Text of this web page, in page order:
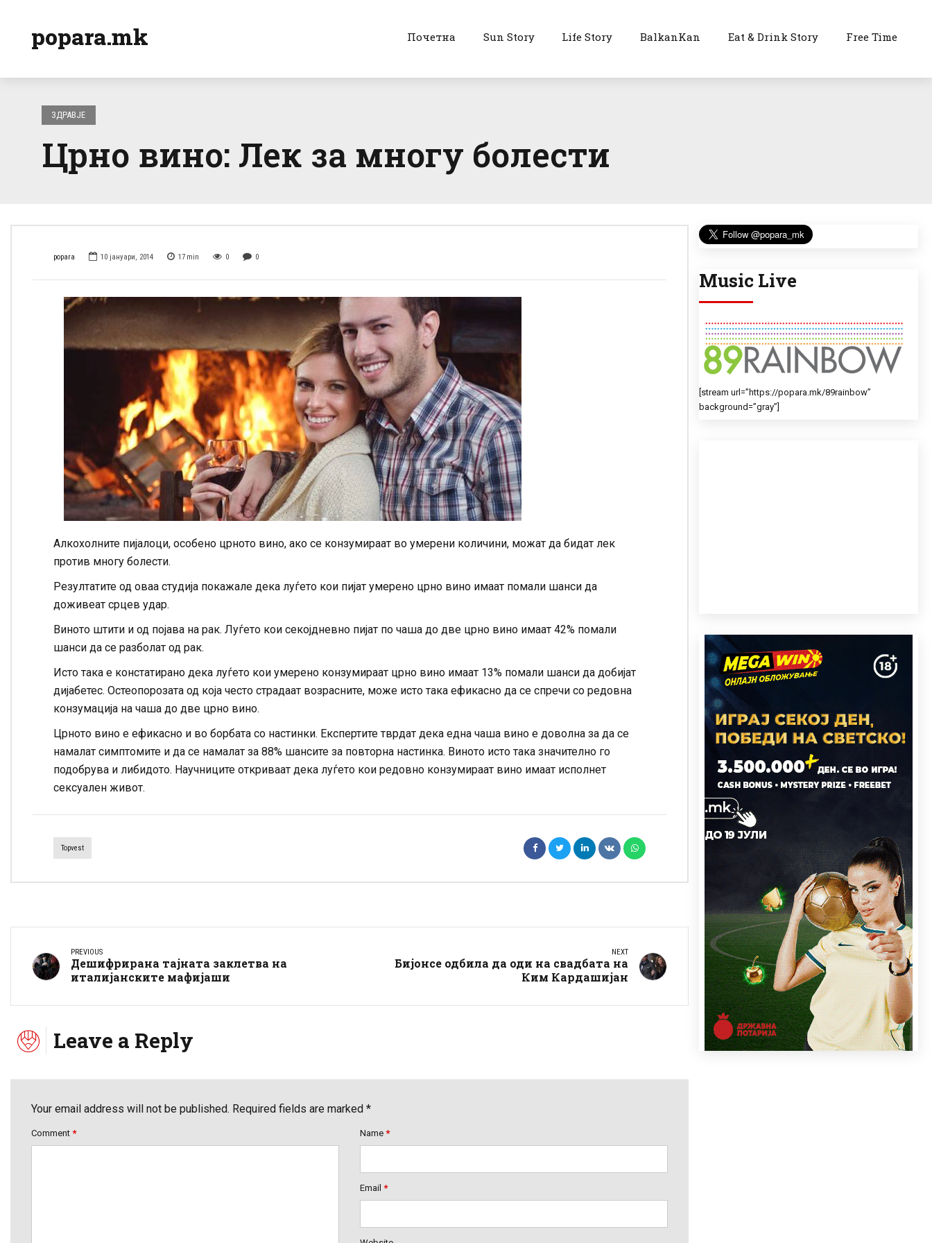
popara.mk Почетна Sun Story Life Story BalkanKan Eat & Drink Story Free Time
ЗДРАВЈЕ
Црно вино: Лек за многу болести
popara 10 јануари, 2014 17 min 0 0
Алкохолните пијалоци, особено црното вино, ако се конзумираат во умерени количини, можат да бидат лек
против многу болести.
Резултатите од оваа студија покажале дека луѓето кои пијат умерено црно вино имаат помали шанси да
доживеат срцев удар.
Виното штити и од појава на рак. Луѓето кои секојдневно пијат по чаша до две црно вино имаат 42% помали
шанси да се разболат од рак.
Исто така е констатирано дека луѓето кои умерено конзумираат црно вино имаат 13% помали шанси да добијат
дијабетес. Остеопорозата од која често страдаат возрасните, може исто така ефикасно да се спречи со редовна
конзумација на чаша до две црно вино.
Црното вино е ефикасно и во борбата со настинки. Експертите тврдат дека една чаша вино е доволна за да се
намалат симптомите и да се намалат за 88% шансите за повторна настинка. Виното исто така значително го
подобрува и либидото. Научниците откриваат дека луѓето кои редовно конзумираат вино имаат исполнет
сексуален живот.
Topvest
PREVIOUS
Дешифрирана тајната заклетва на
италијанските мафијаши
NEXT
Бијонсе одбила да оди на свадбата на
Ким Кардашијан
Leave a Reply
Your email address will not be published. Required fields are marked *
Comment * Name *
Email *
Music Live
[stream url=”https://popara.mk/89rainbow”
background=”gray”]